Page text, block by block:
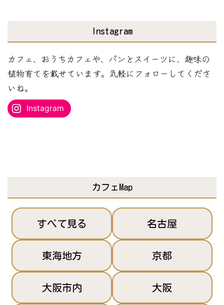
ス
を
入
力...
Instagram
カフェ、おうちカフェや、パンとスイーツに、趣味の
植物育てを載せています。気軽にフォローしてくださ
いね。
Instagram
カフェMap
すべて見る 名古屋
東海地方 京都
大阪市内 大阪